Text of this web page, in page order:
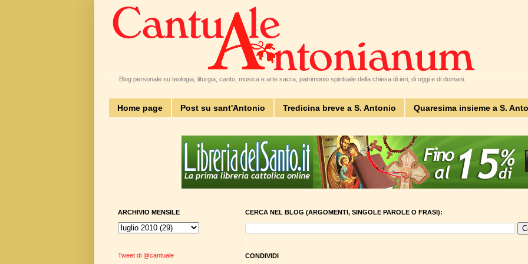
Blog personale su teologia, liturgia, canto, musica e arte sacra, patrimonio spirituale della chiesa di ieri, di oggi e di domani.
Home page Post su sant'Antonio Tredicina breve a S. Antonio Quaresima insieme a S.
CERCA NEL BLOG (ARGOMENTI, SINGOLE PAROLE O FRASI):
CONDIVIDI
ARCHIVIO MENSILE
Tweet di @cantuale